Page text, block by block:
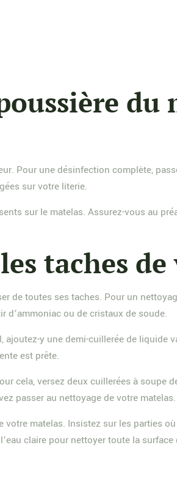
du
Pour une désinfection complète,
sur votre literie.
sur le matelas. Assurez-vous au
taches
de toutes ses taches. Pour un
d’ammoniac ou de cristaux de soude.
y une demi-cuillerée de liquide
est prête.
cela, versez deux cuillerées à soupe
passer au nettoyage de votre matelas.
matelas. Insistez sur les parties
claire pour nettoyer toute la surface